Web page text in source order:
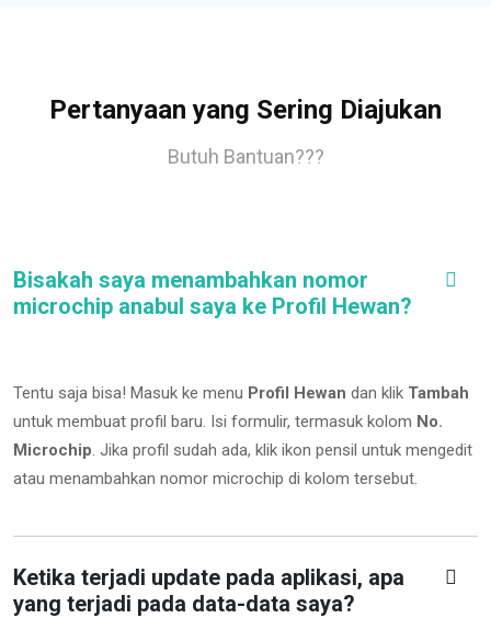
Pertanyaan yang Sering Diajukan
Butuh Bantuan???
Bisakah saya menambahkan nomor
microchip anabul saya ke Profil Hewan?
Tentu saja bisa! Masuk ke menu Profil Hewan dan klik Tambah
untuk membuat profil baru. Isi formulir, termasuk kolom No.
Microchip. Jika profil sudah ada, klik ikon pensil untuk mengedit
atau menambahkan nomor microchip di kolom tersebut.
Ketika terjadi update pada aplikasi, apa
yang terjadi pada data-data saya?